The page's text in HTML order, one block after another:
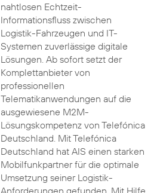
nahtlosen Echtzeit-
Informationsfluss zwischen
Logistik-Fahrzeugen und IT-
Systemen zuverlässige digitale
Lösungen. Ab sofort setzt der
Komplettanbieter von
professionellen
Telematikanwendungen auf die
ausgewiesene M2M-
Lösungskompetenz von Telefónica
Deutschland. Mit Telefónica
Deutschland hat AIS einen starken
Mobilfunkpartner für die optimale
Umsetzung seiner Logistik-
Anforderungen gefunden. Mit Hilfe